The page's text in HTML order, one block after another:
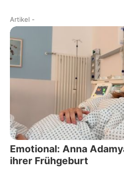
Artikel -
Emotional: Anna
ihrer Frühgeburt